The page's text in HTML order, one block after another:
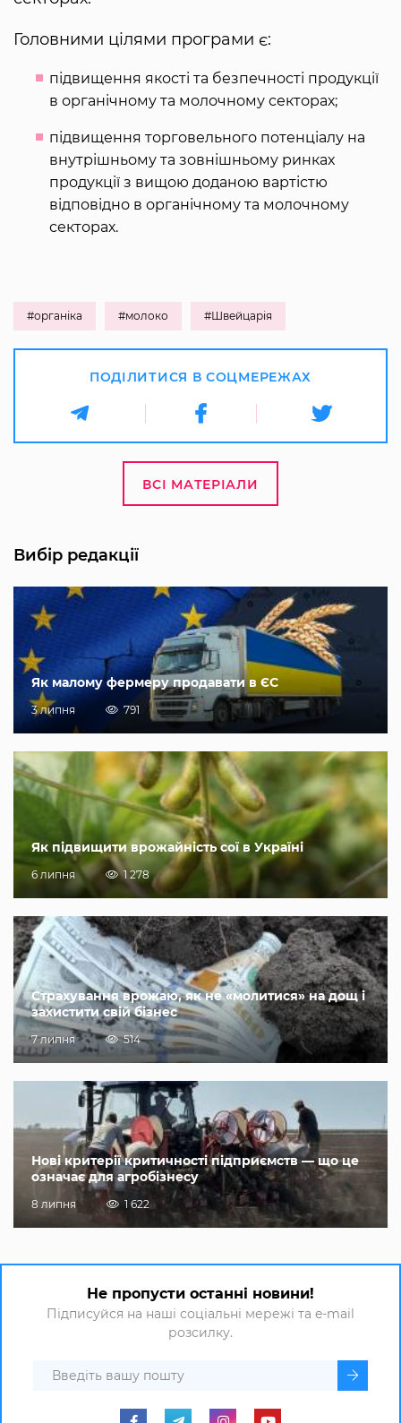
Головними цілями програми є:
підвищення якості та безпечності продукції
в органічному та молочному секторах;
підвищення торговельного потенціалу на
внутрішньому та зовнішньому ринках
продукції з вищою доданою вартістю
відповідно в органічному та молочному
секторах.
#органіка #молоко #Швейцарія
ПОДІЛИТИСЯ В СОЦМЕРЕЖАХ
ВСІ МАТЕРІАЛИ
Вибір редакції
Як малому фермеру продавати в ЄС
3 липня 791
Як підвищити врожайність сої в Україні
6 липня 1 278
Страхування врожаю, як не «молитися» на дощ і
захистити свій бізнес
7 липня 514
Нові критерії критичності підприємств — що це
означає для агробізнесу
8 липня 1 622
Не пропусти останні новини!
Підписуйся на наші соціальні мережі та e-mail
розсилку.